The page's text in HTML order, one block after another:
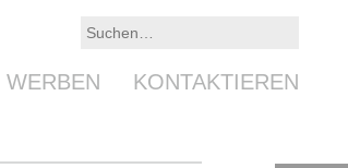
WERBEN KONTAKTIEREN